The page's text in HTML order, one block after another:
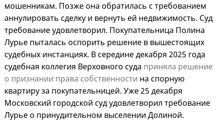
мошенникам. Позже она обратилась с требованием
аннулировать сделку и вернуть ей недвижимость. Суд
требование удовлетворил. Покупательница Полина
Лурье пыталась оспорить решение в вышестоящих
судебных инстанциях. В середине декабря 2025 года
судебная коллегия Верховного суда приняла решение
о признании права собственности на спорную
квартиру за покупательницей. Уже 25 декабря
Московский городской суд удовлетворил требование
Лурье о принудительном выселении Долиной.